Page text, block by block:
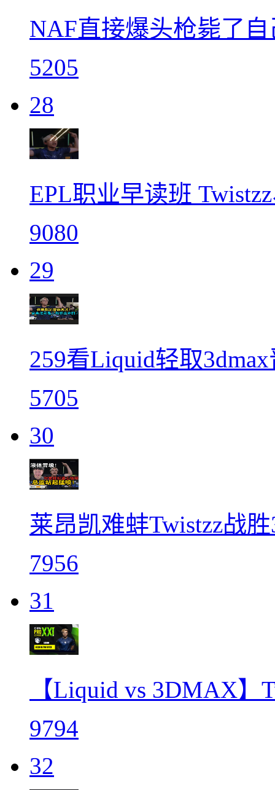
NAF直接爆头枪毙了
5205
28
EPL职业早读班
9080
29
259看Liquid轻取
5705
30
莱昂凯难蚌Twistzz战
7956
31
【Liquid vs 3DMAX
9794
32